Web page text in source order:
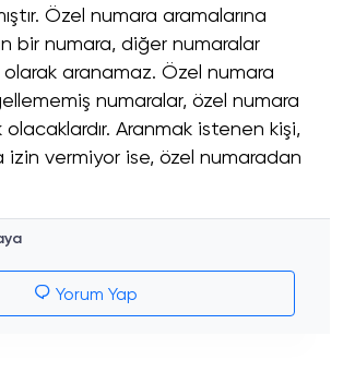
Özel numara aramalarına
bir numara, diğer numaralar
olarak aranamaz. Özel numara
numaralar, özel numara
olacaklardır. Aranmak istenen kişi,
izin vermiyor ise, özel numaradan
Yorum Yap